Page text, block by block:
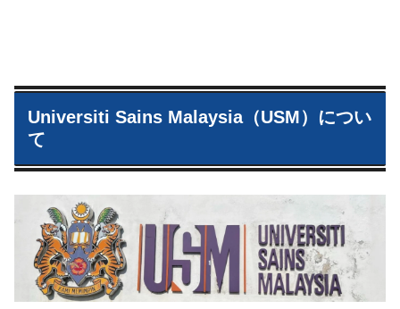
Universiti Sains Malaysia（USM）につい
て